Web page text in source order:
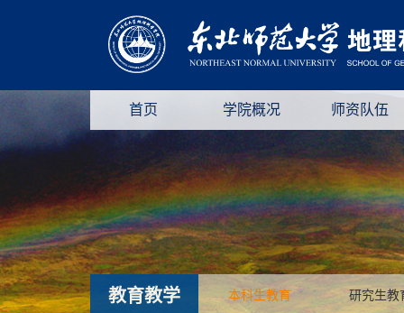
首页 学院概况 师资队伍
教育教学 本科生教育 研究生教